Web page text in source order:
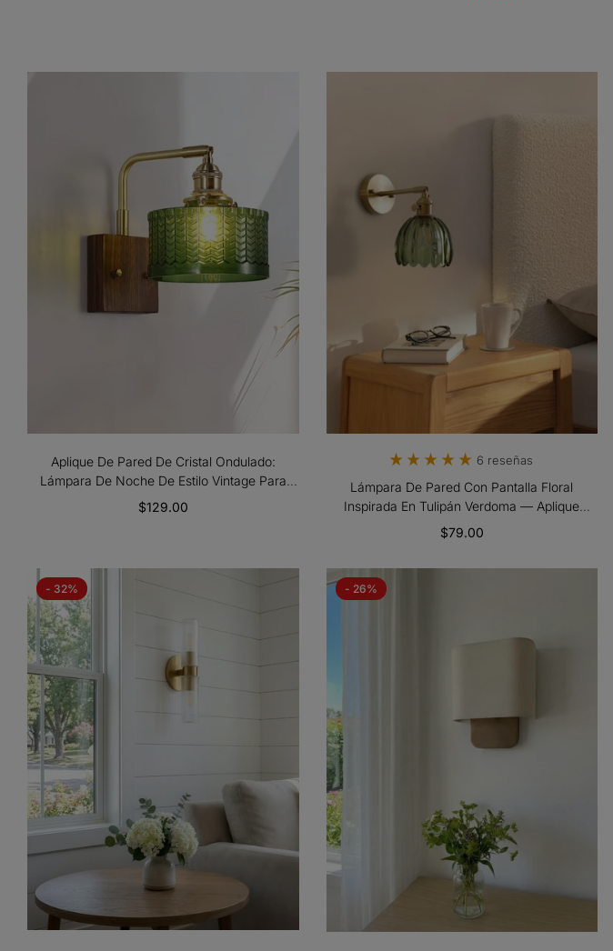
Aplique De Pared De Cristal Ondulado:
Lámpara De Noche De Estilo Vintage Para
Dormitorio
$129.00
6 reseñas
Lámpara De Pared Con Pantalla Floral
Inspirada En Tulipán Verdoma — Aplique
Decorativo De Estilo Art Decó Para
Dormitorios
$79.00
- 32% - 26%